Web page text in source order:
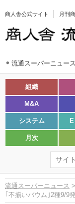
商人舎公式サイト 月刊
流通スーパーニュー
組織
M&A
システム
月次
流通スーパーニュース >
｢不揃いバウム｣2種9/9